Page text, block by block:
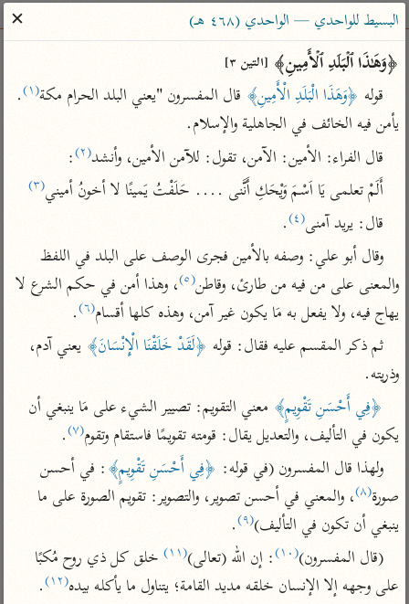
ساهم معنا في نشر القرآن والعلم الشرعي
الباحث القرآني
بحث تفسير علوم مصاحف معاجم
Type 2 or more characters for results.
Type 1 or more
characters for results.
أمّهات
تفسير الطبري
تفسير ابن كثير
تفسير القرطبي
تفسير البغوي
جمع الأقوال
تفسير ابن الجوزي
تفسير الماوردي
منتقاة
تفسير ابن القيم
فتح البيان للقنوجي
فتح القدير للشوكاني
تفسير ابن جزي
تفسير الآلوسي
تفسير الرازي
أخرى
أضواء البيان
نظم الدرر للبقاعي
الميسر
المختصر في
التفسير
تفسير السعدي
القرآن – تدبر وعمل
تفسير ابن عثيمين
مركَّزة العبارة
جامع البيان للإيجي
تفسير البيضاوي
البسيط للواحدي — الواحدي (٤٦٨ هـ)
✕
﴿وَهَـٰذَا ٱلۡبَلَدِ ٱلۡأَمِینِ﴾ [التين ٣]
قوله ﴿وَهَذَا الْبَلَدِ الْأَمِينِ﴾ قال المفسرون "يعني البلد الحرام مكة(١)
يأمن فيه الخائف في الجاهلية والإسلام.
قال الفراء: الأمين: الآمن، تقول: للآمن الأمين، وأنشد(٢) :
أَلَمْ تعلمى يَا اَسْمَ وَيْحَكِ أَنَّنى .... حَلَفْتُ يَمينًا لا أخونُ أميني(٣)
قال: يريد آمنى(٤) .
والمعنى على من فيه من طارئ، وقاطن(٥)
يهاج فيه، ولا يفعل به مَا يكون غير آمن، وهذه كلها أقسام(٦) .
ثم ذكر المقسم عليه فقال: قوله ﴿لَقَدْ خَلَقْنَا الْإِنْسَانَ﴾
وذريته.
﴿فِي أَحْسَنِ تَقْوِيمٍ﴾
يكون في التأليف، والتعديل يقال: قومته تقويمًا فاستقام وتقوم(٧) .
ولهذا قال المفسرون (في قوله: ﴿فِي أَحْسَنِ تَقْوِيمٍ﴾
صورة(٨)
ينبغي أن تكون في التأليف)(٩) .
(قال المفسرون)(١٠) : إن الله (تعالى)(١١)
على وجهه إلا الإنسان خلقه مديد القامة؛ يتناول ما يأكله بيده(١٢)
.